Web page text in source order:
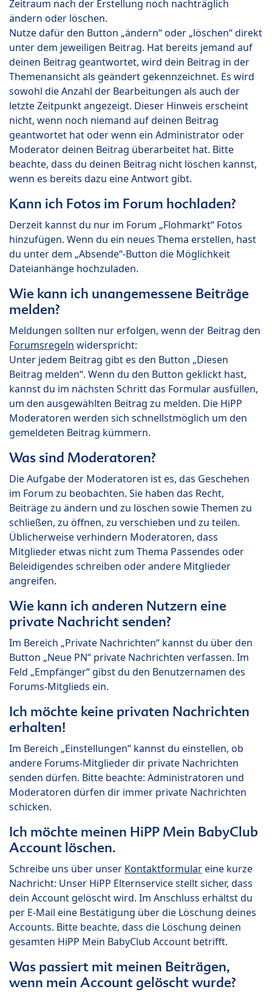
Zeitraum nach der Erstellung noch nachträglich
ändern oder löschen.
Nutze dafür den Button „ändern“ oder „löschen“ direkt
unter dem jeweiligen Beitrag. Hat bereits jemand auf
deinen Beitrag geantwortet, wird dein Beitrag in der
Themenansicht als geändert gekennzeichnet. Es wird
sowohl die Anzahl der Bearbeitungen als auch der
letzte Zeitpunkt angezeigt. Dieser Hinweis erscheint
nicht, wenn noch niemand auf deinen Beitrag
geantwortet hat oder wenn ein Administrator oder
Moderator deinen Beitrag überarbeitet hat. Bitte
beachte, dass du deinen Beitrag nicht löschen kannst,
wenn es bereits dazu eine Antwort gibt.
Kann ich Fotos im Forum hochladen?
Derzeit kannst du nur im Forum „Flohmarkt“ Fotos
hinzufügen. Wenn du ein neues Thema erstellen, hast
du unter dem „Absende“-Button die Möglichkeit
Dateianhänge hochzuladen.
Wie kann ich unangemessene Beiträge
melden?
Meldungen sollten nur erfolgen, wenn der Beitrag den
Forumsregeln widerspricht:
Unter jedem Beitrag gibt es den Button „Diesen
Beitrag melden“. Wenn du den Button geklickt hast,
kannst du im nächsten Schritt das Formular ausfüllen,
um den ausgewählten Beitrag zu melden. Die HiPP
Moderatoren werden sich schnellstmöglich um den
gemeldeten Beitrag kümmern.
Was sind Moderatoren?
Die Aufgabe der Moderatoren ist es, das Geschehen
im Forum zu beobachten. Sie haben das Recht,
Beiträge zu ändern und zu löschen sowie Themen zu
schließen, zu öffnen, zu verschieben und zu teilen.
Üblicherweise verhindern Moderatoren, dass
Mitglieder etwas nicht zum Thema Passendes oder
Beleidigendes schreiben oder andere Mitglieder
angreifen.
Wie kann ich anderen Nutzern eine
private Nachricht senden?
Im Bereich „Private Nachrichten“ kannst du über den
Button „Neue PN“ private Nachrichten verfassen. Im
Feld „Empfänger“ gibst du den Benutzernamen des
Forums-Mitglieds ein.
Ich möchte keine privaten Nachrichten
erhalten!
Im Bereich „Einstellungen“ kannst du einstellen, ob
andere Forums-Mitglieder dir private Nachrichten
senden dürfen. Bitte beachte: Administratoren und
Moderatoren dürfen dir immer private Nachrichten
schicken.
Ich möchte meinen HiPP Mein BabyClub
Account löschen.
Schreibe uns über unser Kontaktformulareine kurze
Nachricht: Unser HiPP Elternservice stellt sicher, dass
dein Account gelöscht wird. Im Anschluss erhältst du
per E-Mail eine Bestätigung über die Löschung deines
Accounts. Bitte beachte, dass die Löschung deinen
gesamten HiPP Mein BabyClub Account betrifft.
Was passiert mit meinen Beiträgen,
wenn mein Account gelöscht wurde?